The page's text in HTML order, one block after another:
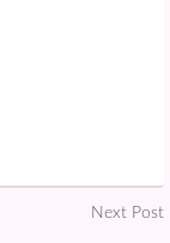
Next Post